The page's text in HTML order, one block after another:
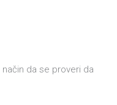
da se proveri da